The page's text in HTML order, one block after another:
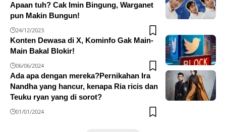
Apaan tuh? Cak Imin Bingung, Warganet
pun Makin Bungun!
24/12/2023
Konten Dewasa di X, Kominfo Gak Main-
Main Bakal Blokir!
06/06/2024
Ada apa dengan mereka?Pernikahan Ira
Nandha yang hancur, kenapa Ria ricis dan
Teuku ryan yang di sorot?
01/01/2024